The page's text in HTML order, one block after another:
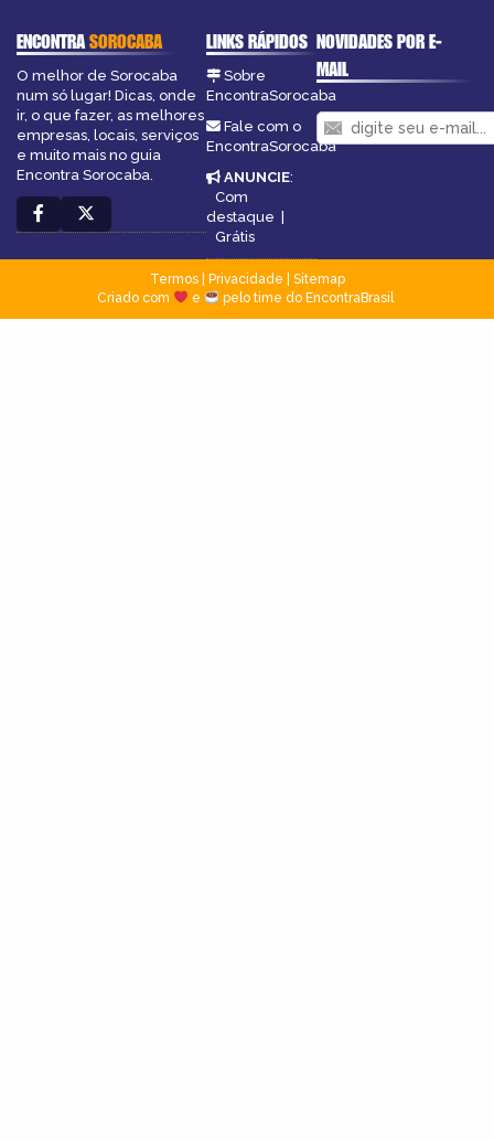
ENCONTRASOROCABA
O melhor de Sorocaba
num só lugar! Dicas, onde
ir, o que fazer, as melhores
empresas, locais, serviços
e muito mais no guia
Encontra Sorocaba.
LINKS RÁPIDOS
Sobre
EncontraSorocaba
Fale com o
EncontraSorocaba
ANUNCIE:
Com
destaque |
Grátis
NOVIDADES POR E-
MAIL
Termos| Privacidade
Sitemap
Criado com
e pelo time do EncontraBrasil